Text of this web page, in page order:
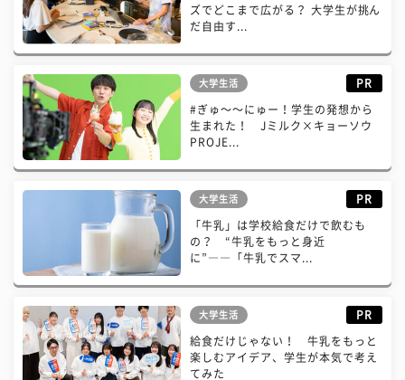
ズでどこまで広がる？ 大学生が挑ん
だ自由す...
大学生活 PR
#ぎゅ〜〜にゅー！学生の発想から
生まれた！ Jミルク×キョーソウ
PROJE...
大学生活 PR
「牛乳」は学校給食だけで飲むも
の？ “牛乳をもっと身近
に”――「牛乳でスマ...
大学生活 PR
給食だけじゃない！ 牛乳をもっと
楽しむアイデア、学生が本気で考え
てみた